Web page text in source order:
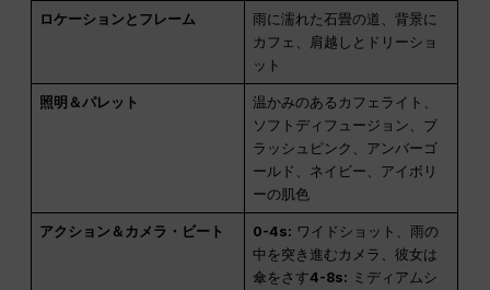
ロケーションとフレーム
雨に濡れた石畳の道、背景に
カフェ、肩越しとドリーショ
ット
照明＆パレット
温かみのあるカフェライト、
ソフトディフュージョン、ブ
ラッシュピンク、アンバーゴ
ールド、ネイビー、アイボリ
ーの肌色
アクション＆カメラ・ビート 0-4s: ワイドショット、雨の
中を突き進むカメラ、彼女は
傘をさす4-8s: ミディアムシ